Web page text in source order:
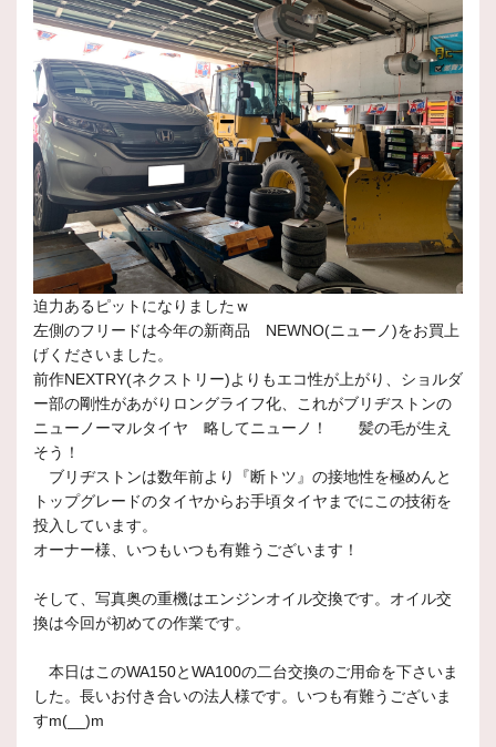
迫力あるピットになりましたｗ
左側のフリードは今年の新商品 NEWNO(ニューノ)をお買上
げくださいました。
前作NEXTRY(ネクストリー)よりもエコ性が上がり、ショルダ
ー部の剛性があがりロングライフ化、これがブリヂストンの
ニューノーマルタイヤ 略してニューノ！ 髪の毛が生え
そう！
ブリヂストンは数年前より『断トツ』の接地性を極めんと
トップグレードのタイヤからお手頃タイヤまでにこの技術を
投入しています。
オーナー様、いつもいつも有難うございます！
そして、写真奥の重機はエンジンオイル交換です。オイル交
換は今回が初めての作業です。
本日はこのWA150とWA100の二台交換のご用命を下さいま
した。長いお付き合いの法人様です。いつも有難うございま
すm(__)m